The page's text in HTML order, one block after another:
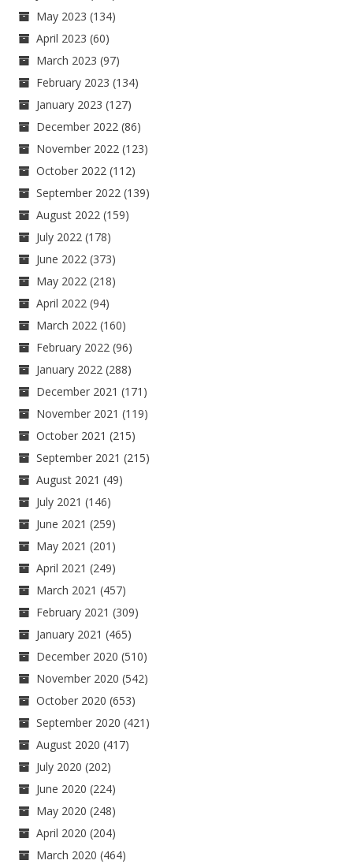
May 2023 (134)
April 2023 (60)
March 2023 (97)
February 2023 (134)
January 2023 (127)
December 2022 (86)
November 2022 (123)
October 2022 (112)
September 2022 (139)
August 2022 (159)
July 2022 (178)
June 2022 (373)
May 2022 (218)
April 2022 (94)
March 2022 (160)
February 2022 (96)
January 2022 (288)
December 2021 (171)
November 2021 (119)
October 2021 (215)
September 2021 (215)
August 2021 (49)
July 2021 (146)
June 2021 (259)
May 2021 (201)
April 2021 (249)
March 2021 (457)
February 2021 (309)
January 2021 (465)
December 2020 (510)
November 2020 (542)
October 2020 (653)
September 2020 (421)
August 2020 (417)
July 2020 (202)
June 2020 (224)
May 2020 (248)
April 2020 (204)
March 2020 (464)